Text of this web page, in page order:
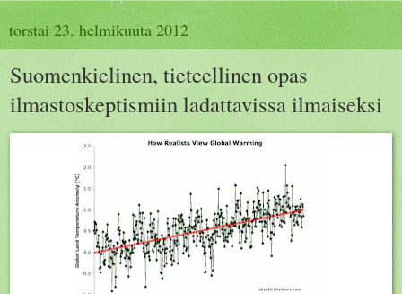
torstai 23. helmikuuta 2012
Suomenkielinen, tieteellinen opas
ilmastoskeptismiin ladattavissa ilmaiseksi